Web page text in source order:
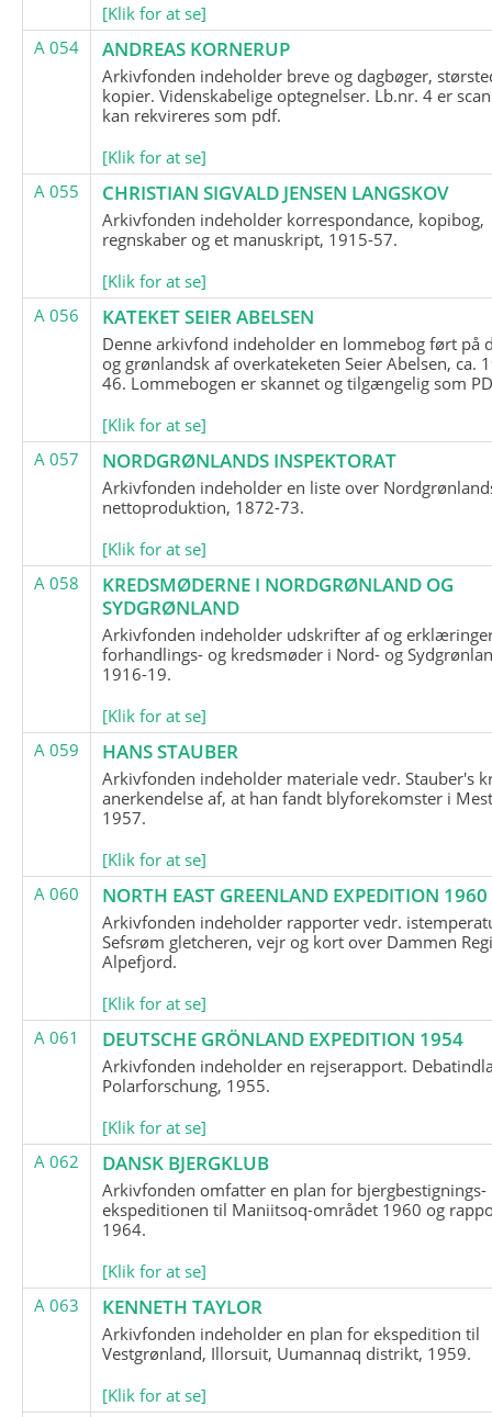
[Klik for at se]
A 054
ANDREAS KORNERUP
Arkivfonden indeholder breve og dagbøger,
kopier. Videnskabelige optegnelser. Lb.nr. 4 er
kan rekvireres som pdf.
[Klik for at se]
A 055
CHRISTIAN SIGVALD JENSEN LANGSKOV
Arkivfonden indeholder korrespondance, kopibog,
regnskaber og et manuskript, 1915-57.
[Klik for at se]
A 056
KATEKET SEIER ABELSEN
Denne arkivfond indeholder en lommebog ført på
og grønlandsk af overkateketen Seier Abelsen, ca.
46. Lommebogen er skannet og tilgængelig som
[Klik for at se]
A 057
NORDGRØNLANDS INSPEKTORAT
Arkivfonden indeholder en liste over
nettoproduktion, 1872-73.
[Klik for at se]
A 058
KREDSMØDERNE I NORDGRØNLAND OG
SYDGRØNLAND
Arkivfonden indeholder udskrifter af og
forhandlings- og kredsmøder i Nord- og
1916-19.
[Klik for at se]
A 059
HANS STAUBER
Arkivfonden indeholder materiale vedr. Stauber's
anerkendelse af, at han fandt blyforekomster i
1957.
[Klik for at se]
A 060
NORTH EAST GREENLAND EXPEDITION 1960
Arkivfonden indeholder rapporter vedr.
Sefsrøm gletcheren, vejr og kort over Dammen
Alpefjord.
[Klik for at se]
A 061
DEUTSCHE GRÖNLAND EXPEDITION 1954
Arkivfonden indeholder en rejserapport.
Polarforschung, 1955.
[Klik for at se]
A 062
DANSK BJERGKLUB
Arkivfonden omfatter en plan for bjergbestignings-
ekspeditionen til Maniitsoq-området 1960 og
1964.
[Klik for at se]
A 063
KENNETH TAYLOR
Arkivfonden indeholder en plan for ekspedition til
Vestgrønland, Illorsuit, Uumannaq distrikt, 1959.
[Klik for at se]